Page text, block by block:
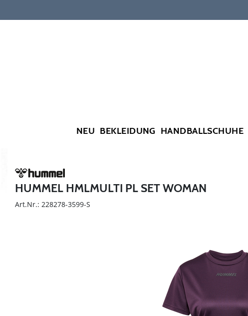
NEU BEKLEIDUNG HANDBALLSCHUHE
HUMMEL HMLMULTI PL SET WOMAN
Art.Nr.: 228278-3599-S